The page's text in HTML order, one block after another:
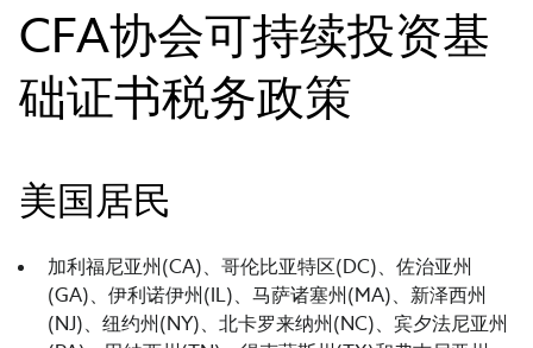
屑
CFA协会可持续投资基
础证书税务政策
美国居民
加利福尼亚州(CA)、哥伦比亚特区(DC)、佐治亚州
(GA)、伊利诺伊州(IL)、马萨诸塞州(MA)、新泽西州
(NJ)、纽约州(NY)、北卡罗来纳州(NC)、宾夕法尼亚州